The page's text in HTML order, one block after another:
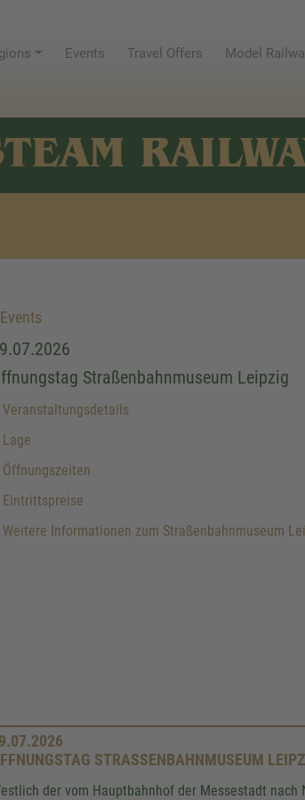
Events Travel Offers Model
Events
Straßenbahnmuseum Leipzig
Veranstaltungsdetails
Lage
Öffnungszeiten
Eintrittspreise
Weitere Informationen zum Straßenbahnmuseum
STRASSENBAHNMUSEUM
der vom Hauptbahnhof der Messestadt